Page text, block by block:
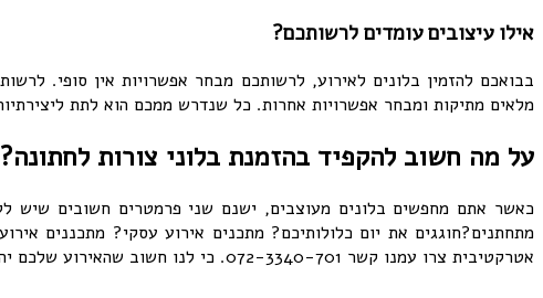
אילו עיצובים עומדים לרשותכם?
בבואכם להזמין בלונים לאירוע, לרשותכם מבחר אפשרויות אין סופי.
מלאים מתיקות ומבחר אפשרויות אחרות. כל שנדרש ממכם הוא לתת
על מה חשוב להקפיד בהזמנת בלוני צורות לחתונה?
כאשר אתם מחפשים בלונים מעוצבים, ישנם שני פרמטרים חשובים שיש
מתחתנים?חוגגים את יום כלולותיכם? מתכנים אירוע עסקי? מתכננים
אטרקטיבית צרו עמנו קשר 072-3340-701. כי לנו חשוב שהאירוע שלכם יהיה בלתי נשכח!